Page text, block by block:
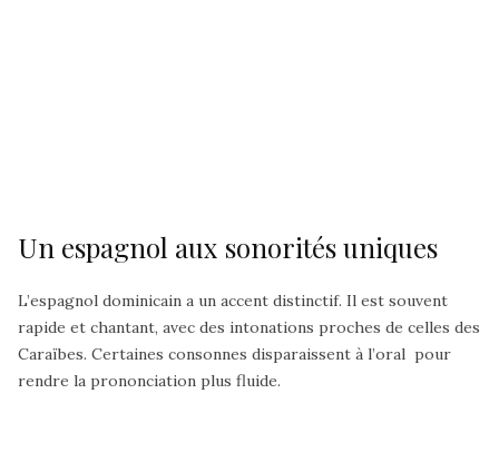
Un espagnol aux sonorités uniques
L’espagnol dominicain a un accent distinctif. Il est souvent
rapide et chantant, avec des intonations proches de celles des
Caraïbes. Certaines consonnes disparaissent à l’oral pour
rendre la prononciation plus fluide.